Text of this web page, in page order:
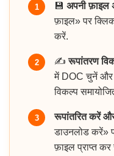
1 💾 अपनी फ़ाइल
फ़ाइल» पर
करें.
2 ✍️रूपांतरण
में DOC चुनें और
विकल्प
3 रूपांतरित करें
डाउनलोड करें»
फ़ाइल प्राप्त